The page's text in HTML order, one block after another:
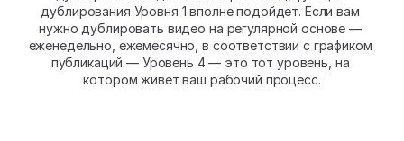
дублирования Уровня 1 вполне подойдет. Если вам
нужно дублировать видео на регулярной основе —
еженедельно, ежемесячно, в соответствии с графиком
публикаций — Уровень 4 — это тот уровень, на
котором живет ваш рабочий процесс.